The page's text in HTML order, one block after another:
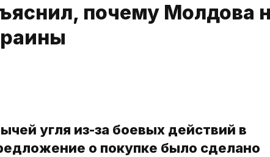
почему Молдова
угля из-за боевых действий в
о покупке было сделано